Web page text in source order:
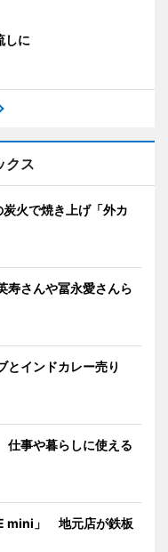
しに
クス
火で焼き上げ「外カ
さんや冨永愛さんら
インドカレー売り
事や暮らしに使える
mini」 地元店が鉄板